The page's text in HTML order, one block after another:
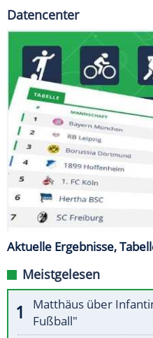
Datencenter
Aktuelle Ergebnisse,
Meistgelesen
Matthäus über
Fußball"